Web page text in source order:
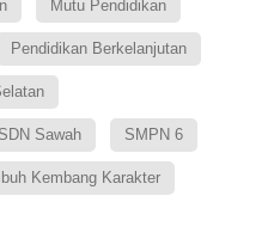
Mutu Pendidikan
Pendidikan Berkelanjutan
SDN Sawah SMPN 6
Kembang Karakter